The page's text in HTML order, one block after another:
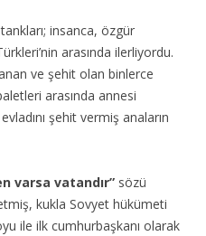
insanca, özgür
arasında ilerliyordu.
ve şehit olan binlerce
arasında annesi
şehit vermiş anaların
varsa vatandır” sözü
kukla Sovyet hükümeti
ile ilk cumhurbaşkanı olarak